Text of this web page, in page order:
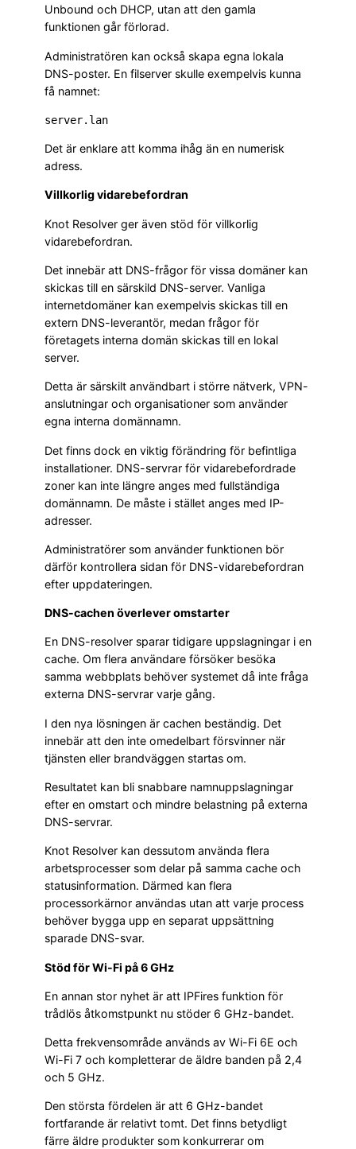
Unbound och DHCP, utan att den gamla
funktionen går förlorad.
Administratören kan också skapa egna lokala
DNS-poster. En filserver skulle exempelvis kunna
få namnet:
server.lan
Det är enklare att komma ihåg än en numerisk
adress.
Villkorlig vidarebefordran
Knot Resolver ger även stöd för villkorlig
vidarebefordran.
Det innebär att DNS-frågor för vissa domäner kan
skickas till en särskild DNS-server. Vanliga
internetdomäner kan exempelvis skickas till en
extern DNS-leverantör, medan frågor för
företagets interna domän skickas till en lokal
server.
Detta är särskilt användbart i större nätverk, VPN-
anslutningar och organisationer som använder
egna interna domännamn.
Det finns dock en viktig förändring för befintliga
installationer. DNS-servrar för vidarebefordrade
zoner kan inte längre anges med fullständiga
domännamn. De måste i stället anges med IP-
adresser.
Administratörer som använder funktionen bör
därför kontrollera sidan för DNS-vidarebefordran
efter uppdateringen.
DNS-cachen överlever omstarter
En DNS-resolver sparar tidigare uppslagningar i en
cache. Om flera användare försöker besöka
samma webbplats behöver systemet då inte fråga
externa DNS-servrar varje gång.
I den nya lösningen är cachen beständig. Det
innebär att den inte omedelbart försvinner när
tjänsten eller brandväggen startas om.
Resultatet kan bli snabbare namnuppslagningar
efter en omstart och mindre belastning på externa
DNS-servrar.
Knot Resolver kan dessutom använda flera
arbetsprocesser som delar på samma cache och
statusinformation. Därmed kan flera
processorkärnor användas utan att varje process
behöver bygga upp en separat uppsättning
sparade DNS-svar.
Stöd för Wi-Fi på 6 GHz
En annan stor nyhet är att IPFires funktion för
trådlös åtkomstpunkt nu stöder 6 GHz-bandet.
Detta frekvensområde används av Wi-Fi 6E och
Wi-Fi 7 och kompletterar de äldre banden på 2,4
och 5 GHz.
Den största fördelen är att 6 GHz-bandet
fortfarande är relativt tomt. Det finns betydligt
färre äldre produkter som konkurrerar om